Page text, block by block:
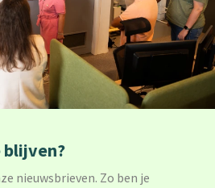
blijven?
nieuwsbrieven. Zo ben je